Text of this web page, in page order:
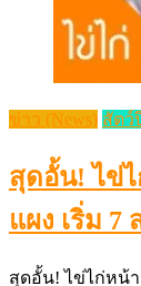
ข่าว (News) สัตว์
สุดอั้น! ไข่
แผง เริ่ม 7
สุดอั้น! ไข่ไก่หน้